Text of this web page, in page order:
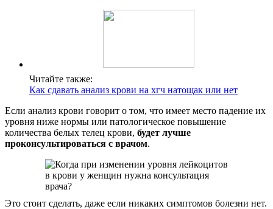
Читайте также:
Как сдавать анализ крови на хгч натощак или нет
Если анализ крови говорит о том, что имеет место падение их
уровня ниже нормы или патологическое повышение
количества белых телец крови, будет лучше
проконсультироваться с врачом.
Это стоит сделать, даже если никаких симптомов болезни нет.